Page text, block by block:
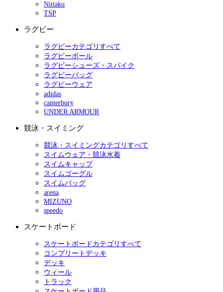
Nittaku
TSP
ラグビー
ラグビーカテゴリすべて
ラグビーボール
ラグビーシューズ・スパイク
ラグビーバッグ
ラグビーウェア
adidas
canterbury
UNDER ARMOUR
競泳・スイミング
競泳・スイミングカテゴリすべて
スイムウェア・競泳水着
スイムキャップ
スイムゴーグル
スイムバッグ
arena
MIZUNO
speedo
スケートボード
スケートボードカテゴリすべて
コンプリートデッキ
デッキ
ウィール
トラック